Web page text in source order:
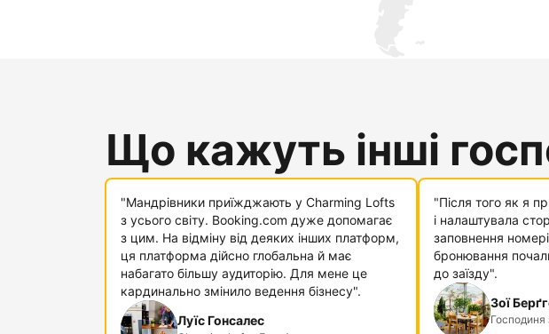
Що кажуть інші
"Мандрівники приїжджають у Charming Lofts
з усього світу. Booking.com дуже допомагає
з цим. На відміну від деяких інших платформ,
ця платформа дійсно глобальна й має
набагато більшу аудиторію. Для мене це
кардинально змінило ведення бізнесу".
Луїс Гонсалес
"Після того як я
і налаштувала
заповнення
бронювання
до заїзду".
Зої